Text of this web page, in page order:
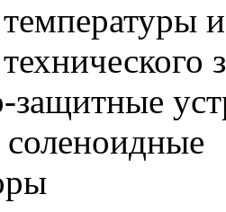
защитные